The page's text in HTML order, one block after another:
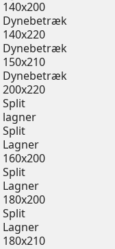
140x200
Dynebetræk
140x220
Dynebetræk
150x210
Dynebetræk
200x220
Split
lagner
Split
Lagner
160x200
Split
Lagner
180x200
Split
Lagner
180x210